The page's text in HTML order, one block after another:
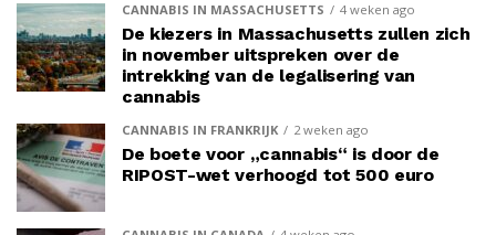
CANNABIS IN MASSACHUSETTS 4 weken ago
De kiezers in Massachusetts zullen zich
in november uitspreken over de
intrekking van de legalisering van
cannabis
CANNABIS IN FRANKRIJK 2 weken ago
De boete voor „cannabis“ is door de
RIPOST-wet verhoogd tot 500 euro